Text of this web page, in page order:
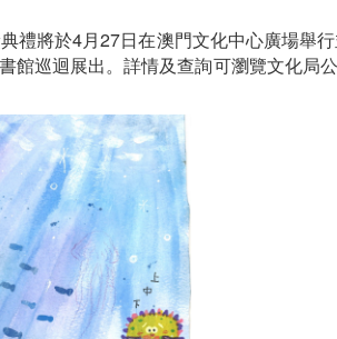
將於4月27日在澳門文化中心廣場舉
館巡迴展出。詳情及查詢可瀏覽文化局